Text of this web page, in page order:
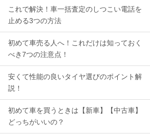
これで解決！車一括査定のしつこい電話を
止める3つの方法
初めて車売る人へ！これだけは知っておく
べき7つの注意点！
安くて性能の良いタイヤ選びのポイント解
説！
初めて車を買うときは【新車】【中古車】
どっちがいいの？